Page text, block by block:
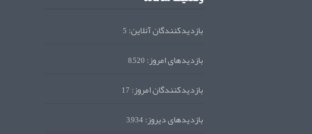
بازدیدکنندگان آنلاین:5
بازدیدهای امروز:8,520
بازدیدکنندگان امروز:17
بازدیدهای دیروز:3,934